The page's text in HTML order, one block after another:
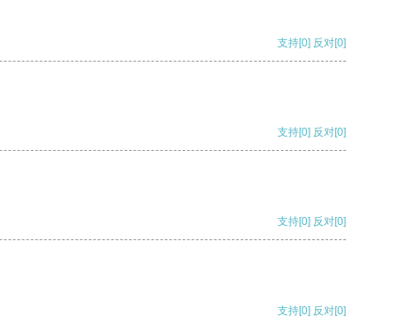
支持[0] 反对[0]
支持[0] 反对[0]
支持[0] 反对[0]
支持[0] 反对[0]